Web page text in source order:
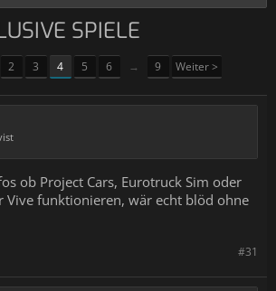
SPIELE
2 3 4 5 6 → 9 Weiter >
ob Project Cars, Eurotruck Sim oder
Vive funktionieren, wär echt blöd ohne
#31